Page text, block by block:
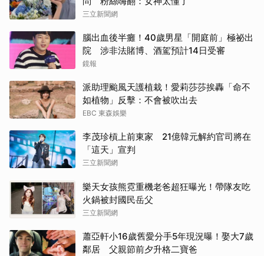
三立新聞網
腦出血後半癱！40歲男星「開庭前」極祕出
院 涉非法賭博、酒駕預計14日受審
鏡報
派助理颱風天護植栽！愛莉莎莎挨轟「命不
如植物」反擊：不會被吹出去
EBC 東森娛樂
李茂珍槓上前東家 21億韓元解約官司將在
「這天」宣判
三立新聞網
樂天女孩熊霓重機老爸超狂曝光！帶隊友吃
火鍋被封國民岳父
三立新聞網
蕭亞軒小16歲舊愛分手5年現況曝！娶大7歲
鄰居 父親節前夕升格二寶爸